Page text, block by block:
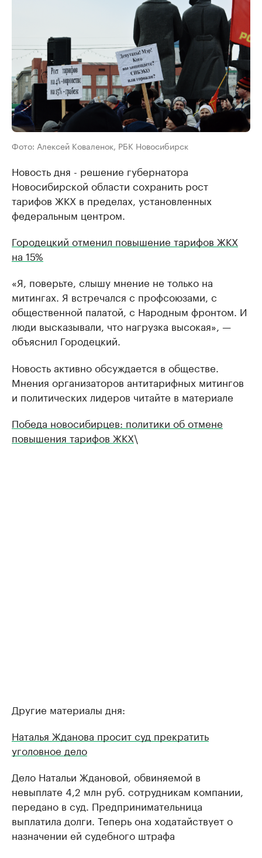
Фото: Алексей Коваленок, РБК Новосибирск
Новость дня - решение губернатора
Новосибирской области сохранить рост
тарифов ЖКХ в пределах, установленных
федеральным центром.
Городецкий отменил повышение тарифов ЖКХ
на 15%
«Я, поверьте, слышу мнение не только на
митингах. Я встречался с профсоюзами, с
общественной палатой, с Народным фронтом. И
люди высказывали, что нагрузка высокая», —
объяснил Городецкий.
Новость активно обсуждается в обществе.
Мнения организаторов антитарифных митингов
и политических лидеров читайте в материале
Победа новосибирцев: политики об отмене
повышения тарифов ЖКХ\
Другие материалы дня:
Наталья Жданова просит суд прекратить
уголовное дело
Дело Натальи Ждановой, обвиняемой в
невыплате 4,2 млн руб. сотрудникам компании,
передано в суд. Предпринимательница
выплатила долги. Теперь она ходатайствует о
назначении ей судебного штрафа